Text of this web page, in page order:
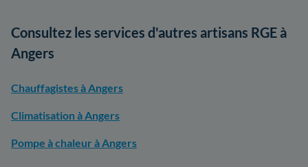
Consultez les services d'autres artisans RGE à
Angers
Chauffagistes à Angers
Climatisation à Angers
Pompe à chaleur à Angers